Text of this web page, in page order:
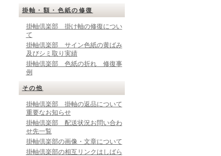
掛軸・額・色紙の修復
掛軸倶楽部 掛け軸の修復につい
て
掛軸倶楽部 サイン色紙の黄ばみ
及びシミ取り実績
掛軸倶楽部 色紙の折れ 修復事
例
その他
掛軸倶楽部 掛軸の返品について
重要なお知らせ
掛軸倶楽部 配送状況お問い合わ
せ先一覧
掛軸倶楽部の画像・文章について
掛軸倶楽部の相互リンクはしばら